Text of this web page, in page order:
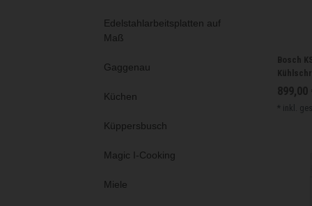
Edelstahlarbeitsplatten auf
Maß
Gaggenau
Küchen
Küppersbusch
Magic I-Cooking
Miele
Bosch
899,00
* inkl.